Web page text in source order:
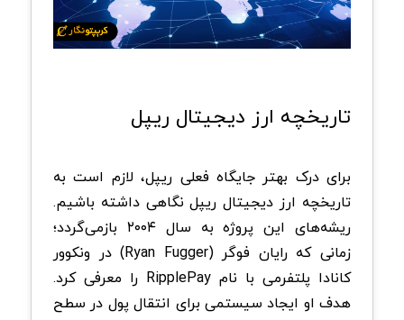
تاریخچه ارز دیجیتال ریپل
برای درک بهتر جایگاه فعلی ریپل، لازم است به
تاریخچه ارز دیجیتال ریپل نگاهی داشته باشیم.
ریشه‌های این پروژه به سال ۲۰۰۴ بازمی‌گردد؛
زمانی که رایان فوگر (Ryan Fugger
)در ونکوور
کانادا پلتفرمی با نام RipplePay را معرفی کرد.
هدف او ایجاد سیستمی برای انتقال پول در سطح